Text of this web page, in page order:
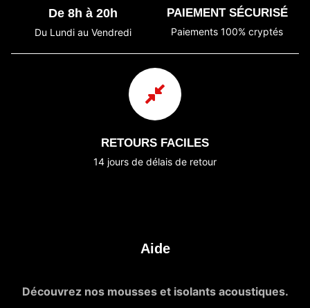
De 8h à 20h
Du Lundi au Vendredi
PAIEMENT SÉCURISÉ
Paiements 100% cryptés
RETOURS FACILES
14 jours de délais de retour
Aide
Découvrez nos mousses et isolants acoustiques.